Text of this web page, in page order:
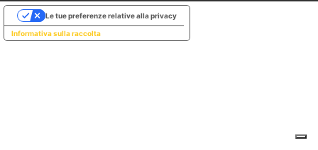
Informativa sulla raccolta
Le tue preferenze relative alla privacy